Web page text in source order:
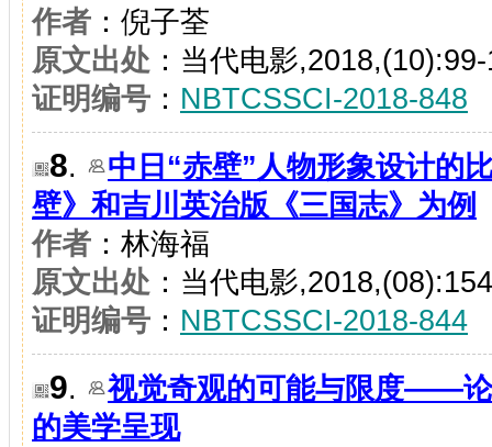
作者 ：倪子荃
原文出处 ：当代电影
证明编号 ： NBTCSSCI-2018-848
8.
中日“赤壁”人物形象设计
壁》和吉川英治版《三国志》为例
作者 ：林海福
原文出处 ：当代电影
证明编号 ： NBTCSSCI-2018-844
9.
视觉奇观的可能与限度——
的美学呈现